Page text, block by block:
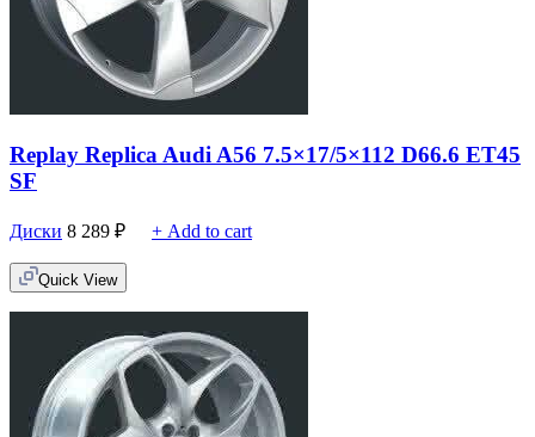
Replay Replica Audi A56 7.5×17/5×112 D66.6 ET45
SF
Диски 8 289 ₽ + Add to cart
Quick View